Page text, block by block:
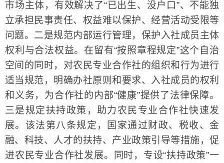
市场主体，有效解决了“已出生、没户口”、不能独
立承担民事责任、权益难以保护、经营活动受限等
问题。二是规范内部运行管理，保护入社成员主体
权利与合法权益。在留有“按照章程规定”这个自治
空间的同时，对农民专业合作社的组织和行为进行
适当规范，明确办社原则和要求、入社成员的权利
和义务，为合作社的内部“健康”提供了法律保障。
三是规定扶持政策，助力农民专业合作社快速发
展。该法第八条规定，国家通过财政、税收、金
融、科技、人才的扶持、产业政策引导等措施，促
进农民专业合作社发展。同时，专设“扶持政策”一